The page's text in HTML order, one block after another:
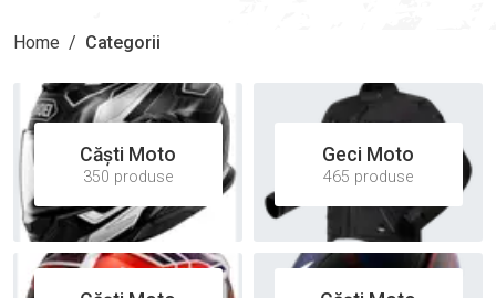
Home / Categorii
Căști Moto
350 produse
Geci Moto
465 produse